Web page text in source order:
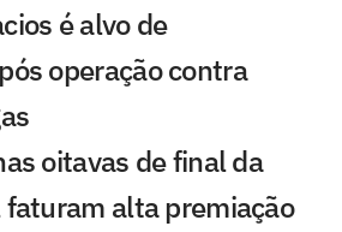
é alvo de
operação contra
oitavas de final da
faturam alta premiação